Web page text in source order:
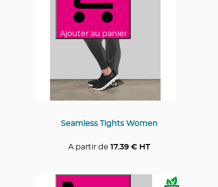
Ajouter au panier
Seamless Tights Women
A partir de 17.39€ HT